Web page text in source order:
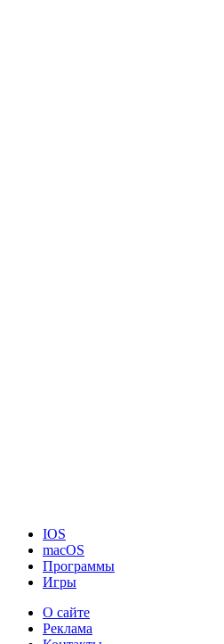
IOS
macOS
Программы
Игры
О сайте
Реклама